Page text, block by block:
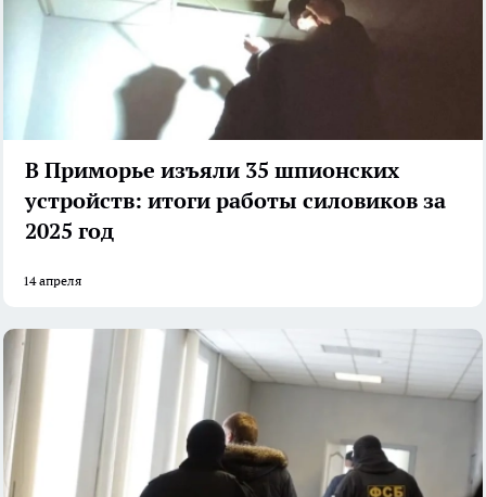
В Приморье изъяли 35 шпионских
устройств: итоги работы силовиков за
2025 год
14 апреля